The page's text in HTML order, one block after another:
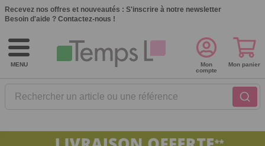
Recevez nos offres et nouveautés : S'inscrire à notre newsletter
Besoin d'aide ? Contactez-nous !
MENU
Rechercher un article ou une référence
Mon
compte
Mon panier